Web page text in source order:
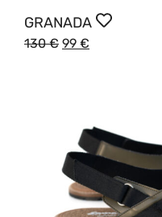
GRANADA
130€ 99 €